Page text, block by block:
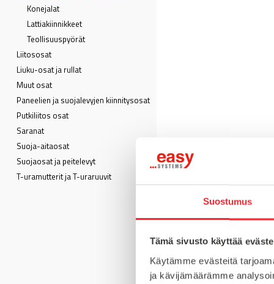
Suostumus
Tämä sivusto käyttää
Käytämme evästeitä
ja kävijämäärämme
Konejalat
Lattiakiinnikkeet
Teollisuuspyörät
Liitososat
Liuku-osat ja rullat
Muut osat
Paneelien ja suojalevyjen kiinnitysosat
Putkiliitos osat
Saranat
Suoja-aitaosat
Suojaosat ja peitelevyt
T-uramutterit ja T-uraruuvit
MATERIAALI
MYYNTIERÄ
KIERRE